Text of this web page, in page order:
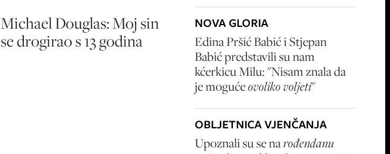
Michael Douglas: Moj sin
se drogirao s 13 godina
NOVA GLORIA
Edina Pršić Babić i Stjepan
Babić predstavili su nam
kćerkicu Milu: "Nisam znala da
je mogućeovoliko voljeti"
OBLJETNICA VJENČANJA
Upoznali su se narođendanu